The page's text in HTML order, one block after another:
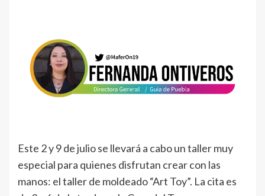
Este 2 y 9 de julio se llevará a cabo un taller muy
especial para quienes disfrutan crear con las
manos: el taller de moldeado “Art Toy”. La cita es